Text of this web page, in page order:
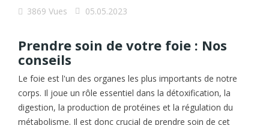
3869 Vues 05.05.2023
Prendre soin de votre foie : Nos
conseils
Le foie est l'un des organes les plus importants de notre
corps. Il joue un rôle essentiel dans la détoxification, la
digestion, la production de protéines et la régulation du
métabolisme. Il est donc crucial de prendre soin de cet